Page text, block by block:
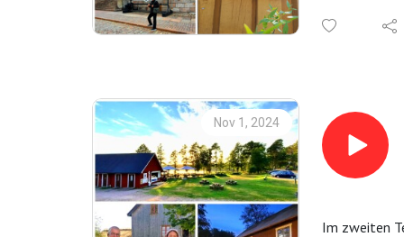
Flüge und
Nov 1, 2024
Im zweiten